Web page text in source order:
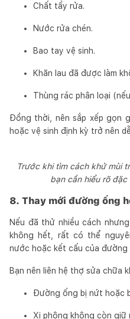
Chất tẩy rửa.
Nước rửa chén.
Bao tay vệ sinh.
Khăn lau đã được làm
Thùng rác phân loại
Đồng thời, nên sắp xếp gọn
hoặc vệ sinh định kỳ trở nên
Trước khi tìm cách khử mùi
bạn cần hiểu rõ
8. Thay mới đường ống
Nếu đã thử nhiều cách
không hết, rất có thể
nước hoặc kết cấu của đường
Bạn nên liên hệ thợ sửa chữa
Đường ống bị nứt hoặc
Xi phông không còn giữ